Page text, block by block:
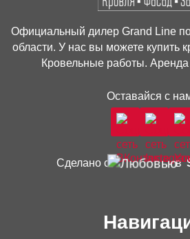
Официальный дилер Grand Line
области. У нас вы можете купить
Кровельные работы.
Оставайся с
Сделано с в